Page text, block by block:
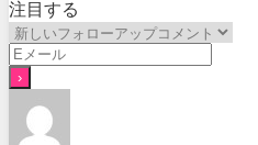
注目する